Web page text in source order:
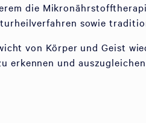
die
sowie
von Körper und Geist
und